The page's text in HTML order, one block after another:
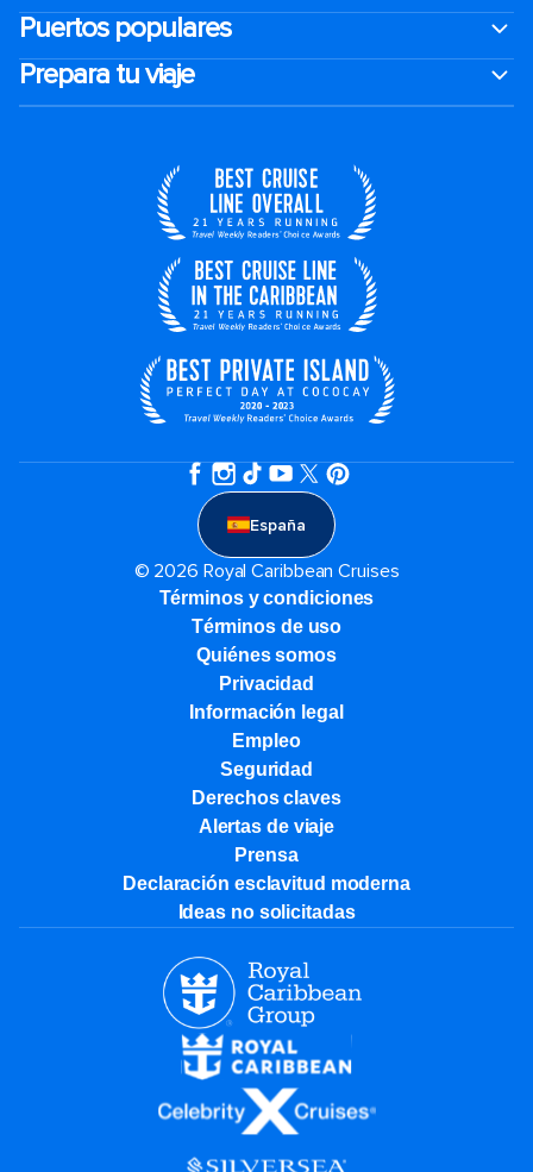
Puertos populares
Prepara tu viaje
España
© 2026 Royal Caribbean Cruises
Términos y condiciones
Términos de uso
Quiénes somos
Privacidad
Información legal
Empleo
Seguridad
Derechos claves
Alertas de viaje
Prensa
Declaración esclavitud moderna
Ideas no solicitadas